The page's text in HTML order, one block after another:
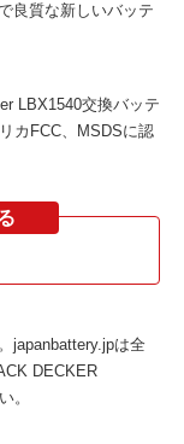
良質な新しいバッテ
LBX1540交換バッテ
カFCC、MSDSに認
japanbattery.jpは全
DECKER
。